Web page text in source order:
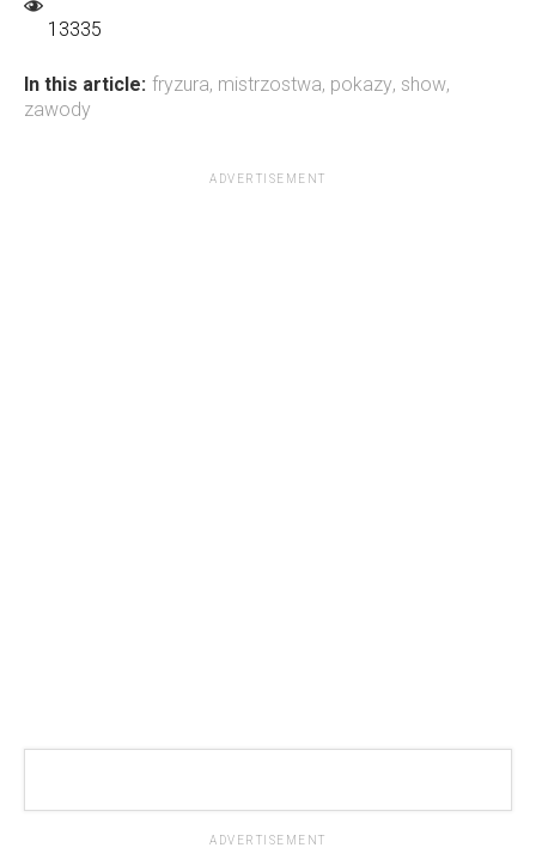
13335
In this article: fryzura, mistrzostwa, pokazy, show,
zawody
ADVERTISEMENT
ADVERTISEMENT